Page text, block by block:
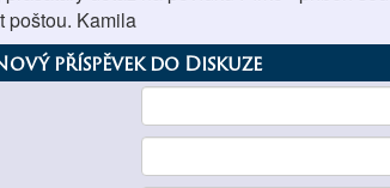
poštou. Kamila
příspěvek do Diskuze